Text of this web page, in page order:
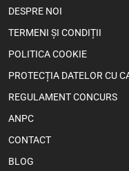
DESPRE NOI
TERMENI ȘI CONDIȚII
POLITICA COOKIE
PROTECȚIA DATELOR CU
REGULAMENT CONCURS
ANPC
CONTACT
BLOG